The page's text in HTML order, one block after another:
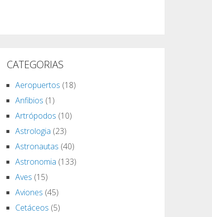
CATEGORIAS
Aeropuertos (18)
Anfibios (1)
Artrópodos (10)
Astrologia (23)
Astronautas (40)
Astronomia (133)
Aves (15)
Aviones (45)
Cetáceos (5)